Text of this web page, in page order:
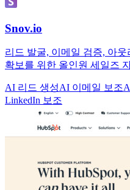
Snov.io
리드 발굴, 이메일 검증, 아
확보를 위한 올인원 세일즈
AI 리드 생성AI 이메일 보조
LinkedIn 보조